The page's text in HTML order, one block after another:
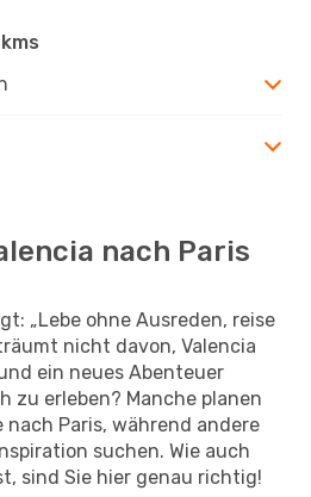
nach Paris
„Lebe ohne Ausreden, reise
nicht davon, Valencia
ein neues Abenteuer
zu erleben? Manche planen
nach Paris, während andere
suchen. Wie auch
sind Sie hier genau richtig!